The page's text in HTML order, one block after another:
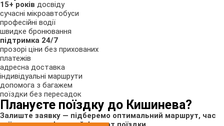
15+ років досвіду
сучасні мікроавтобуси
професійні водії
швидке бронювання
підтримка 24/7
прозорі ціни без прихованих
платежів
адресна доставка
індивідуальні маршрути
допомога з багажем
поїздки без пересадок
Плануєте поїздку до Кишинева?
Залиште заявку — підберемо оптимальний маршрут, час